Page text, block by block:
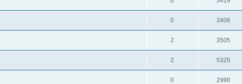
0 3406
2 3505
2 5325
0 2990